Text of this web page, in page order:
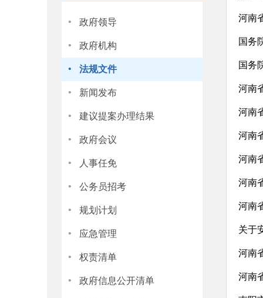
· 政府领导
· 政府机构
· 法规文件
· 新闻发布
· 建议提案办理结果
· 政府会议
· 人事任免
· 公务员招考
· 规划计划
· 应急管理
· 权责清单
· 政府信息公开清单
河南
国务
国务
河南
河南
河南
河南
河南
河南
关于
河南